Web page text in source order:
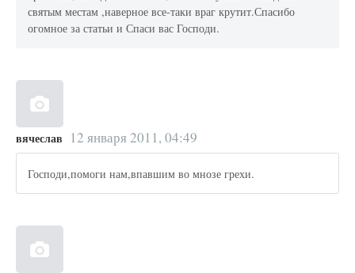
святым местам ,наверное все-таки враг крутит.Спасибо
огомное за статьи и Спаси вас Господи.
вячеслав 12 января 2011, 04:49
Господи,помоги нам,впавшим во мнозе грехи.